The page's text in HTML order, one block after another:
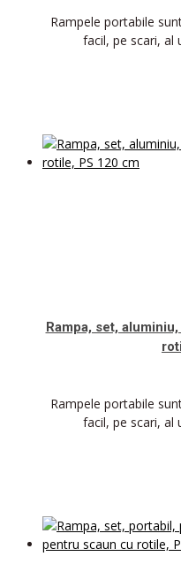
Rampele portabile
facil, pe scari, al
Rampa, set,
Rampele portabile
facil, pe scari, al